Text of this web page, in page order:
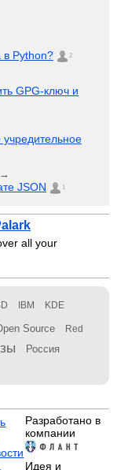
в Python? 2
GPG-ключ и
→
JSON 1
all your
IBM KDE
Source Red
Россия
Разработано в
компании
Идея и